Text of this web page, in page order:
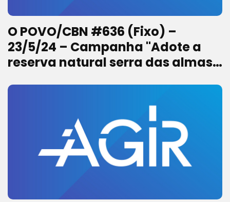
O POVO/CBN #636 (Fixo) –
23/5/24 – Campanha "Adote a
reserva natural serra das almas"
Caatinga